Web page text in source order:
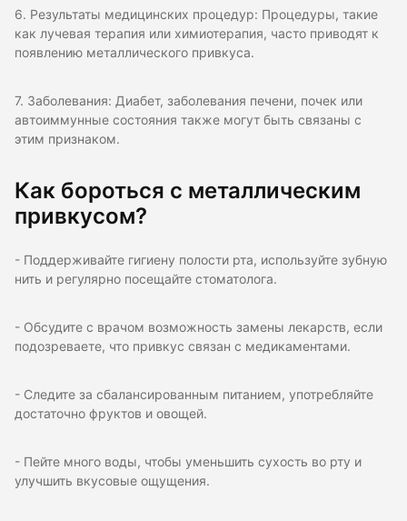
6. Результаты медицинских процедур: Процедуры, такие
как лучевая терапия или химиотерапия, часто приводят к
появлению металлического привкуса.
7. Заболевания: Диабет, заболевания печени, почек или
автоиммунные состояния также могут быть связаны с
этим признаком.
Как бороться с металлическим
привкусом?
- Поддерживайте гигиену полости рта, используйте зубную
нить и регулярно посещайте стоматолога.
- Обсудите с врачом возможность замены лекарств, если
подозреваете, что привкус связан с медикаментами.
- Следите за сбалансированным питанием, употребляйте
достаточно фруктов и овощей.
- Пейте много воды, чтобы уменьшить сухость во рту и
улучшить вкусовые ощущения.